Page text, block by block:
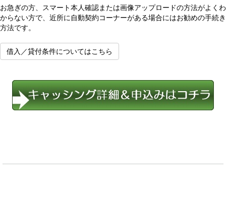
お急ぎの方、スマート本人確認または画像アップロードの方法がよくわ
からない方で、近所に自動契約コーナーがある場合にはお勧めの手続き
方法です。
借入／貸付条件についてはこちら